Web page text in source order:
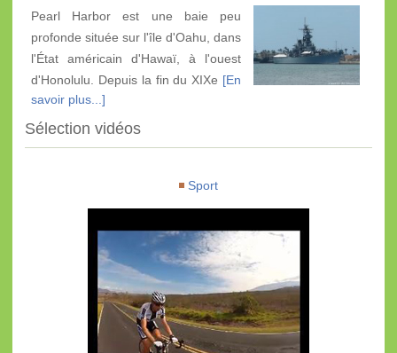
Pearl Harbor est une baie peu
profonde située sur l'île d'Oahu, dans
l'État américain d'Hawaï, à l'ouest
d'Honolulu. Depuis la fin du XIXe [En
savoir plus...]
Sélection vidéos
Sport